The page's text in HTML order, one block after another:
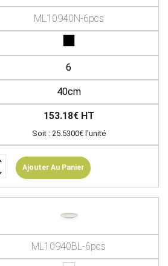
ML10940N-6pcs
6
40cm
153.18€ HT
Soit : 25.5300€ l'unité
Ajouter Au Panier
ML10940BL-6pcs